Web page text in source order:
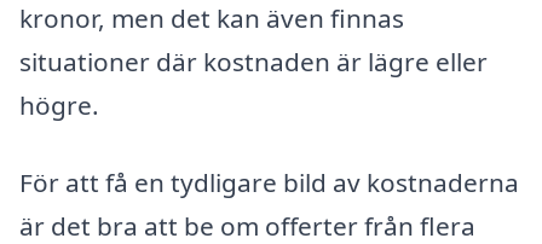
kronor, men det kan även finnas
situationer där kostnaden är lägre eller
högre.
För att få en tydligare bild av kostnaderna
är det bra att be om offerter från flera